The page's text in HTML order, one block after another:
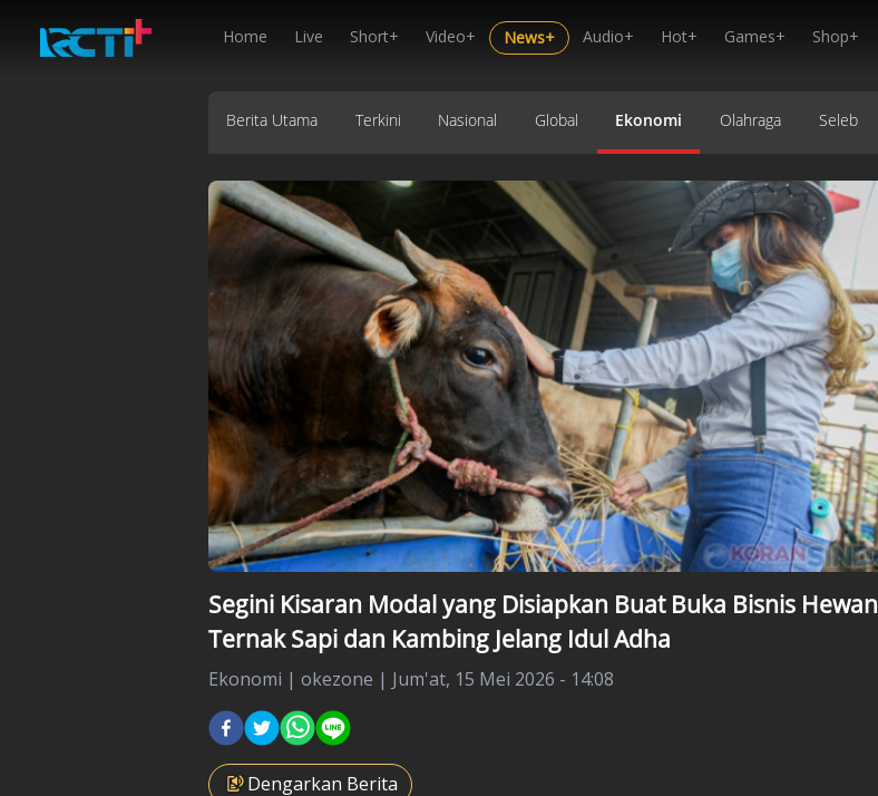
Home Live Short+ Video+ News+ Audio+ Hot+ Games+ Shop+
Berita Utama Terkini Nasional Global Ekonomi Olahraga Seleb
Segini Kisaran Modal yang Disiapkan Buat Buka Bisnis Hewan
Ternak Sapi dan Kambing Jelang Idul Adha
Ekonomi | okezone | Jum'at, 15 Mei 2026 - 14:08
Dengarkan Berita